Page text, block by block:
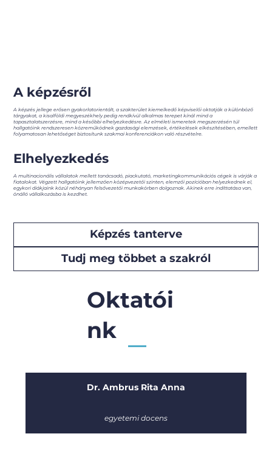
A képzésről
A képzés jellege erősen gyakorlatorientált, a szakterület kiemelkedő képviselői oktatják a különböző
tárgyakat, a kisalföldi megyeszékhely pedig rendkívül alkalmas terepet kínál mind a
tapasztalatszerzésre, mind a későbbi elhelyezkedésre. Az elméleti ismeretek megszerzésén túl
hallgatóink rendszeresen közreműködnek gazdasági elemzések, értékelések elkészítésében, emellett
folyamatosan lehetőséget biztosítunk szakmai konferenciákon való részvételre.
Elhelyezkedés
A multinacionális vállalatok mellett tanácsadó, piackutató, marketingkommunikációs cégek is várják a
fiatalokat. Végzett hallgatóink jellemzően középvezetői szinten, elemzői pozícióban helyezkednek el,
egykori diákjaink közül néhányan felsővezetői munkakörben dolgoznak. Akinek erre indíttatása van,
önálló vállalkozásba is kezdhet.
Képzés tanterve
Tudj meg többet a szakról
Oktatói
nk
Dr. Ambrus Rita Anna
egyetemi docens